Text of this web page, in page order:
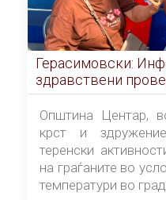
Герасимовски:
здравствени
граѓаните во
Општина Центар,
крст и
теренски
на граѓаните во
температури во